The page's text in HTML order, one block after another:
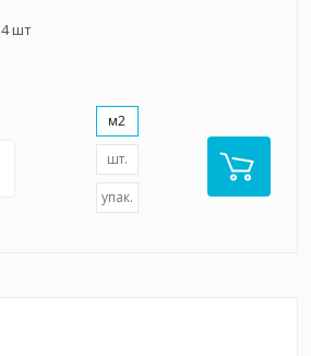
4шт
м2
шт.
упак.